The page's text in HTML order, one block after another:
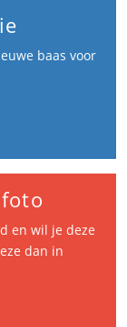
baas voor
en wil je deze
dan in